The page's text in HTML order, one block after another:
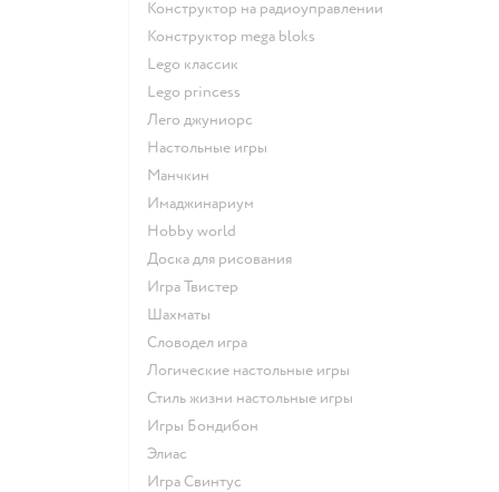
Конструктор на радиоуправлении
Конструктор mega bloks
Lego классик
Lego princess
Лего джуниорс
Настольные игры
Манчкин
Имаджинариум
Hobby world
Доска для рисования
Игра Твистер
Шахматы
Словодел игра
Логические настольные игры
Стиль жизни настольные игры
Игры Бондибон
Элиас
Игра Свинтус